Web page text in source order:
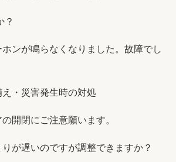
？
ンが鳴らなくなりました。故障でし
・災害発生時の対処
開閉にご注意願います。
が遅いのですが調整できますか？